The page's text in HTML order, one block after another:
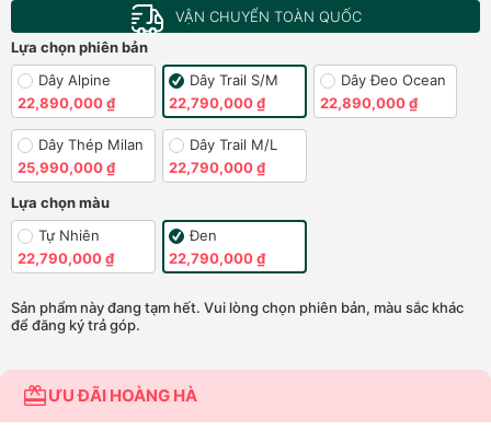
VẬN CHUYỂN TOÀN QUỐC
Lựa chọn phiên bản
Dây Alpine
22,890,000 ₫
Dây Trail S/M
22,790,000 ₫
Dây Đeo Ocean
22,890,000 ₫
Dây Thép Milan
25,990,000 ₫
Dây Trail M/L
22,790,000 ₫
Lựa chọn màu
Tự Nhiên
22,790,000 ₫
Đen
22,790,000 ₫
Sản phẩm này đang tạm hết. Vui lòng chọn phiên bản, màu sắc khác
để đăng ký trả góp.
ƯU ĐÃI HOÀNG HÀ